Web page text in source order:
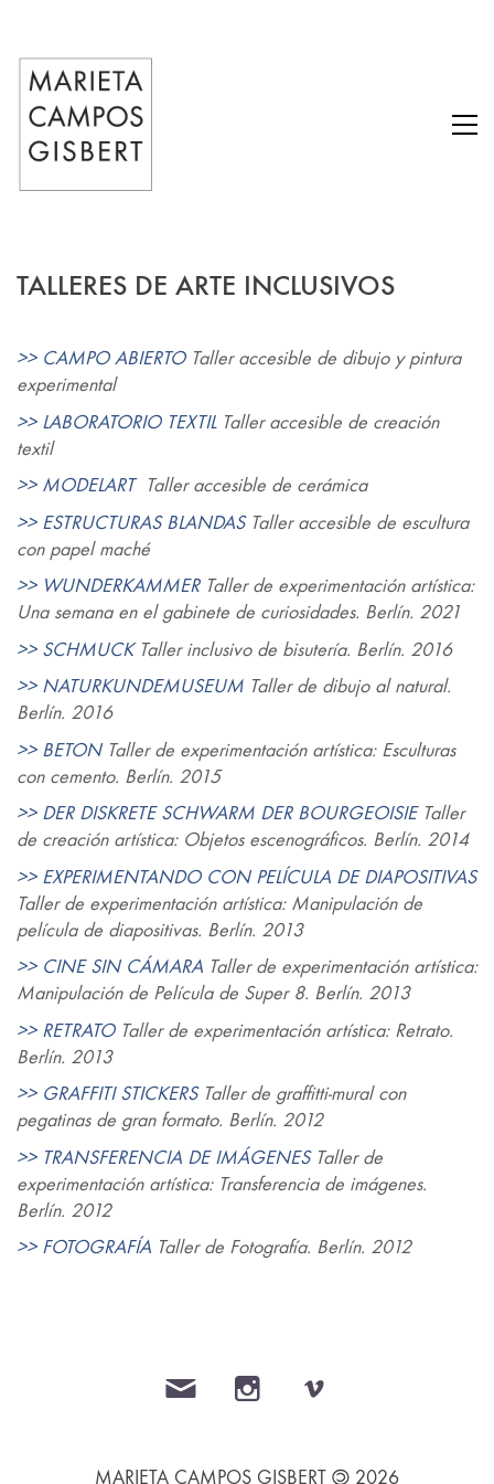
TALLERES DE ARTE INCLUSIVOS
>> CAMPO ABIERTOTaller accesible de dibujo y pintura
experimental
>> LABORATORIO TEXTILTaller accesible de creación
textil
>> MODELARTTaller accesible de cerámica
>> ESTRUCTURAS BLANDASTaller accesible de escultura
con papel maché
>> WUNDERKAMMERTaller de experimentación artística:
Una semana en el gabinete de curiosidades. Berlín. 2021
>> SCHMUCKTaller inclusivo de bisutería. Berlín. 2016
>> NATURKUNDEMUSEUM Taller de dibujo al natural.
Berlín. 2016
>> BETONTaller de experimentación artística: Esculturas
con cemento. Berlín. 2015
>> DER DISKRETE SCHWARM DER BOURGEOISIETaller
de creación artística: Objetos escenográficos. Berlín. 2014
>> EXPERIMENTANDO CON PELÍCULA DE DIAPOSITIVAS
Taller de experimentación artística: Manipulación de
película de diapositivas. Berlín. 2013
>> CINE SIN CÁMARA Taller de experimentación artística:
Manipulación de Película de Super 8. Berlín. 2013
>> RETRATOTaller de experimentación artística: Retrato.
Berlín. 2013
>> GRAFFITI STICKERSTaller de graffitti-mural con
pegatinas de gran formato. Berlín. 2012
>> TRANSFERENCIA DE IMÁGENESTaller de
experimentación artística: Transferencia de imágenes.
Berlín. 2012
>> FOTOGRAFÍA Taller de Fotografía. Berlín. 2012
MARIETA CAMPOS GISBERT © 2026